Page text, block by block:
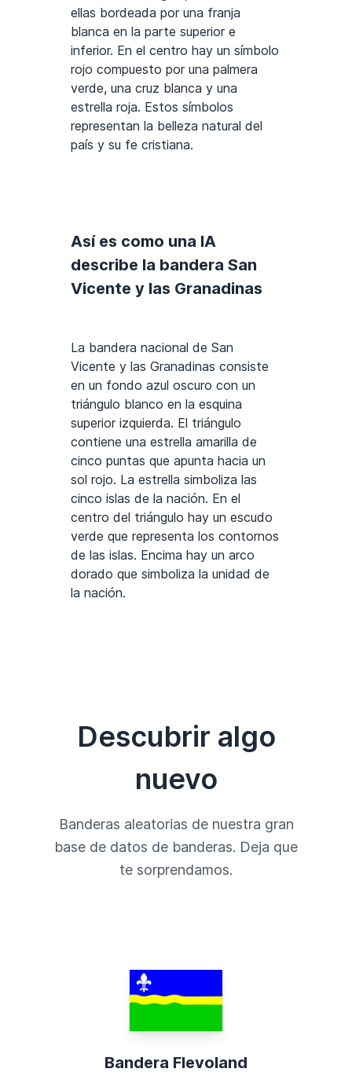
ellas bordeada por una franja
blanca en la parte superior e
inferior. En el centro hay un símbolo
rojo compuesto por una palmera
verde, una cruz blanca y una
estrella roja. Estos símbolos
representan la belleza natural del
país y su fe cristiana.
Así es como una IA
describe la bandera San
Vicente y las Granadinas
La bandera nacional de San
Vicente y las Granadinas consiste
en un fondo azul oscuro con un
triángulo blanco en la esquina
superior izquierda. El triángulo
contiene una estrella amarilla de
cinco puntas que apunta hacia un
sol rojo. La estrella simboliza las
cinco islas de la nación. En el
centro del triángulo hay un escudo
verde que representa los contornos
de las islas. Encima hay un arco
dorado que simboliza la unidad de
la nación.
Descubrir algo
nuevo
Banderas aleatorias de nuestra gran
base de datos de banderas. Deja que
te sorprendamos.
Bandera Flevoland